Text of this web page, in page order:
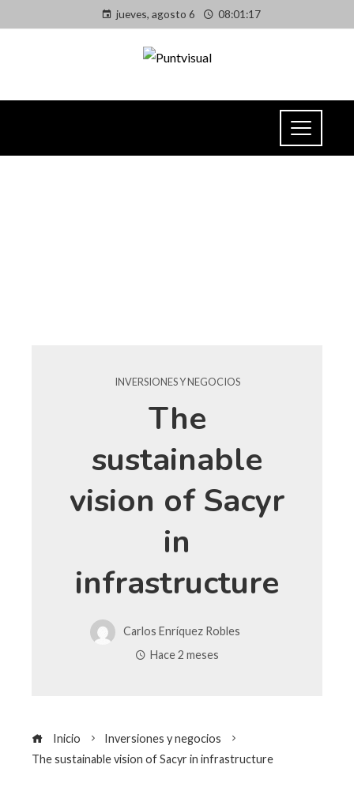
jueves, agosto 6 08:01:18
INVERSIONES Y NEGOCIOS
The
sustainable
vision of Sacyr
in
infrastructure
Carlos Enríquez Robles
Hace 2 meses
Inicio
Inversiones y negocios
The sustainable vision of Sacyr in infrastructure